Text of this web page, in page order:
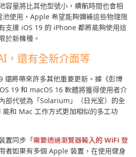
容量將比其他型號小，續航時間也會相
使用，Apple 希望能夠彌補這些物理限
支援 iOS 19 的 iPhone 都將能夠使用這
於新機種。
，還有全新介面等
還將帶來許多其他重要更新。據《彭博
19 和 macOS 16 軟體將獲得使用者介
部代號為「Solarium」（日光室）的全
和 Mac 工作方式更加相似的多工功
置同步 「需要透過瀏覽器輸入的 WiFi 登
者如果有多個 Apple 裝置，在使用健身